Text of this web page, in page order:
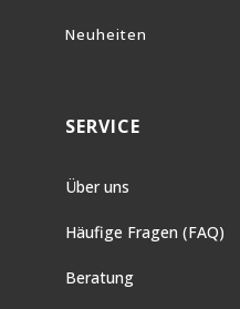
Neuheiten
SERVICE
Über uns
Häufige Fragen (FAQ)
Beratung